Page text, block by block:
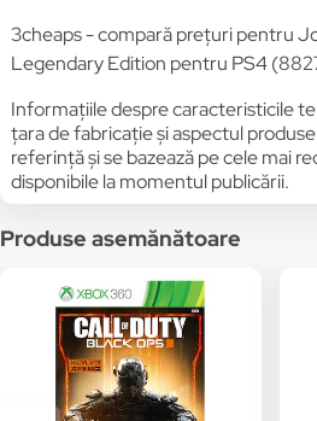
3cheaps - compară prețuri pentru
Legendary Edition pentru PS4
Informațiile despre caracteristicile
țara de fabricație și aspectul
referință și se bazează pe cele mai
disponibile la momentul publicării.
Produse asemănătoare